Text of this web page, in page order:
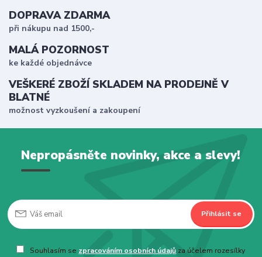
DOPRAVA ZDARMA
při nákupu nad 1500,-
MALÁ POZORNOST
ke každé objednávce
VEŠKERÉ ZBOŽÍ SKLADEM NA PRODEJNĚ V
BLATNÉ
možnost vyzkoušení a zakoupení
Nepropásněte novinky, akce a slevy!
Přihlásit se
Souhlasím se zpracováním osobních údajů za účelem rozesílky